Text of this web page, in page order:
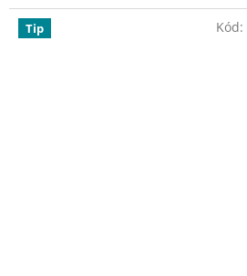
3,8
Tip Kód: